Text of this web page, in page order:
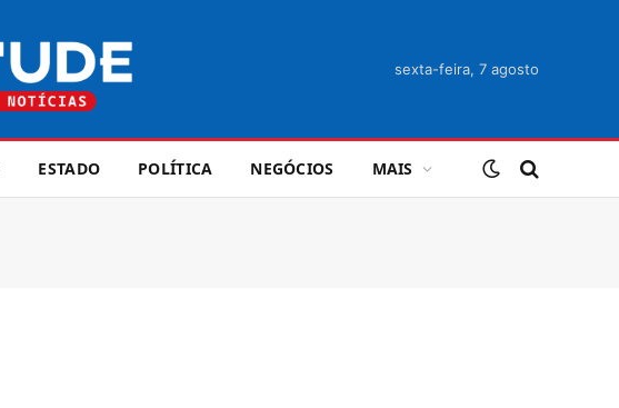
sexta-feira, 7 agosto
ESTADO POLÍTICA NEGÓCIOS MAIS